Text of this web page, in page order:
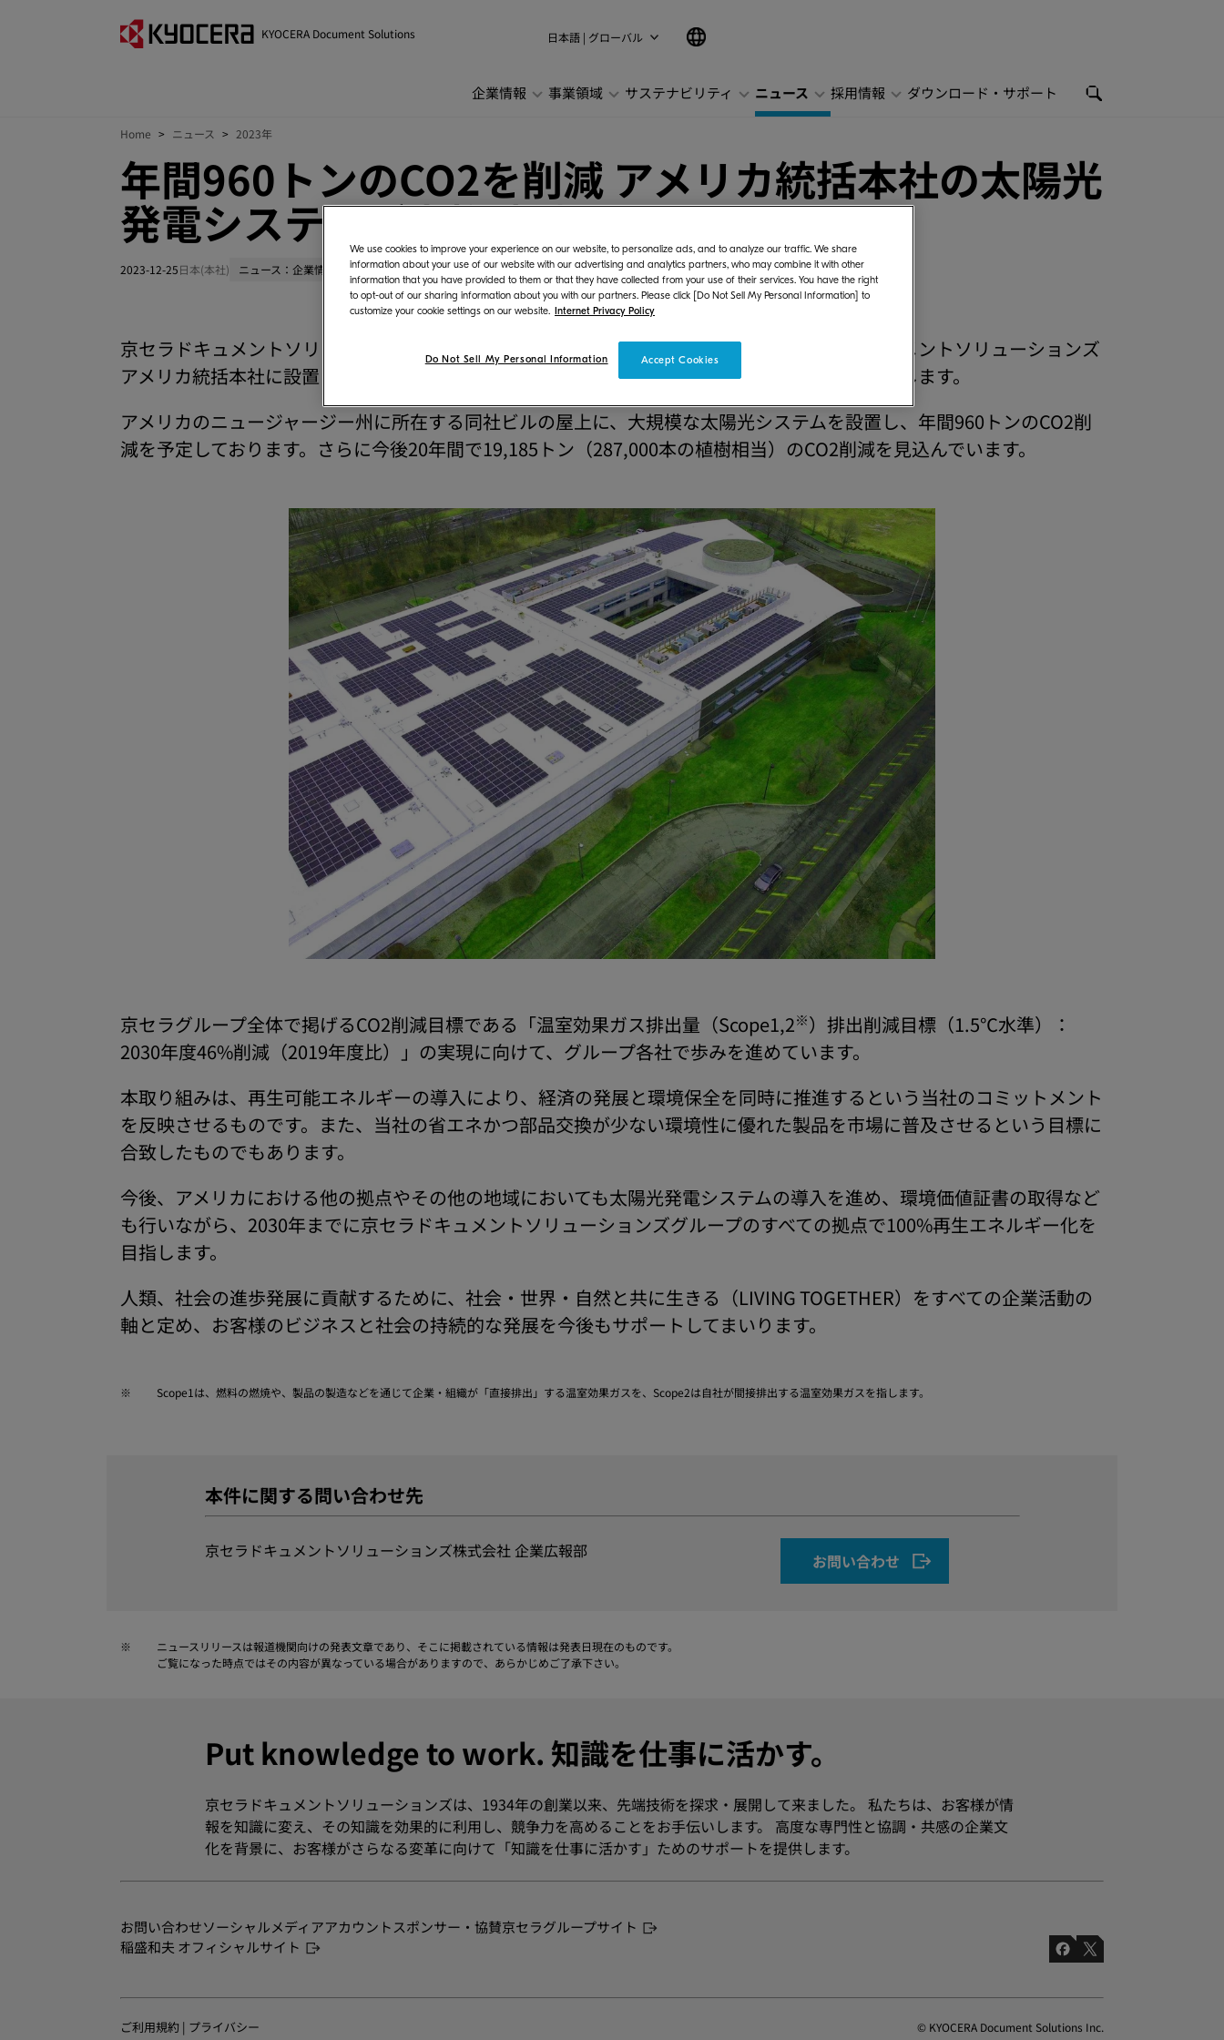
KYOCERA Document Solutions 日本語 | グローバル
企業情報 事業領域 サステナビリティ ニュース 採用情報 ダウンロード・サポート
Home ニュース 2023年
年間960トンのCO2を削減 アメリカ統括本社の太陽光
発電システムが本格稼働
2023-12-25日本(本社) ニュース：企業情報
京セラドキュメントソリューションズ株式会社（社長:安藤 博教、以下:当社）は、京セラドキュメントソリューションズ
アメリカ統括本社に設置された太陽光発電システムが本格稼働したことについて、お知らせいたします。
アメリカのニュージャージー州に所在する同社ビルの屋上に、大規模な太陽光システムを設置し、年間960トンのCO2削
減を予定しております。さらに今後20年間で19,185トン（287,000本の植樹相当）のCO2削減を見込んでいます。
京セラグループ全体で掲げるCO2削減目標である「温室効果ガス排出量（Scope1,2※）排出削減目標（1.5℃水準）：
2030年度46%削減（2019年度比）」の実現に向けて、グループ各社で歩みを進めています。
本取り組みは、再生可能エネルギーの導入により、経済の発展と環境保全を同時に推進するという当社のコミットメント
を反映させるものです。また、当社の省エネかつ部品交換が少ない環境性に優れた製品を市場に普及させるという目標に
合致したものでもあります。
今後、アメリカにおける他の拠点やその他の地域においても太陽光発電システムの導入を進め、環境価値証書の取得など
も行いながら、2030年までに京セラドキュメントソリューションズグループのすべての拠点で100%再生エネルギー化を
目指します。
⼈類、社会の進歩発展に貢献するために、社会・世界・⾃然と共に⽣きる（LIVING TOGETHER）をすべての企業活動の
軸と定め、お客様のビジネスと社会の持続的な発展を今後もサポートしてまいります。
※ Scope1は、燃料の燃焼や、製品の製造などを通じて企業・組織が「直接排出」する温室効果ガスを、Scope2は自社が間接排出する温室効果ガスを指します。
本件に関する問い合わせ先
京セラドキュメントソリューションズ株式会社 企業広報部 お問い合わせ
※
ニュースリリースは報道機関向けの発表文章であり、そこに掲載されている情報は発表日現在のものです。
ご覧になった時点ではその内容が異なっている場合がありますので、あらかじめご了承下さい。
Put knowledge to work. 知識を仕事に活かす。
京セラドキュメントソリューションズは、1934年の創業以来、先端技術を探求・展開して来ました。 私たちは、お客様が情
報を知識に変え、その知識を効果的に利用し、競争力を高めることをお手伝いします。 高度な専門性と協調・共感の企業文
化を背景に、お客様がさらなる変革に向けて「知識を仕事に活かす」ためのサポートを提供します。
お問い合わせソーシャルメディアアカウント スポンサー・協賛京セラグループサイト
稲盛和夫 オフィシャルサイト
ご利用規約 | プライバシー © KYOCERA Document Solutions Inc.
We use cookies to improve your experience on our website, to personalize ads, and to analyze our traffic. We share
information about your use of our website with our advertising and analytics partners, who may combine it with other
information that you have provided to them or that they have collected from your use of their services. You have the right
to opt-out of our sharing information about you with our partners. Please click [Do Not Sell My Personal Information] to
customize your cookie settings on our website. Internet Privacy Policy
Accept Cookies
Do Not Sell My Personal Information